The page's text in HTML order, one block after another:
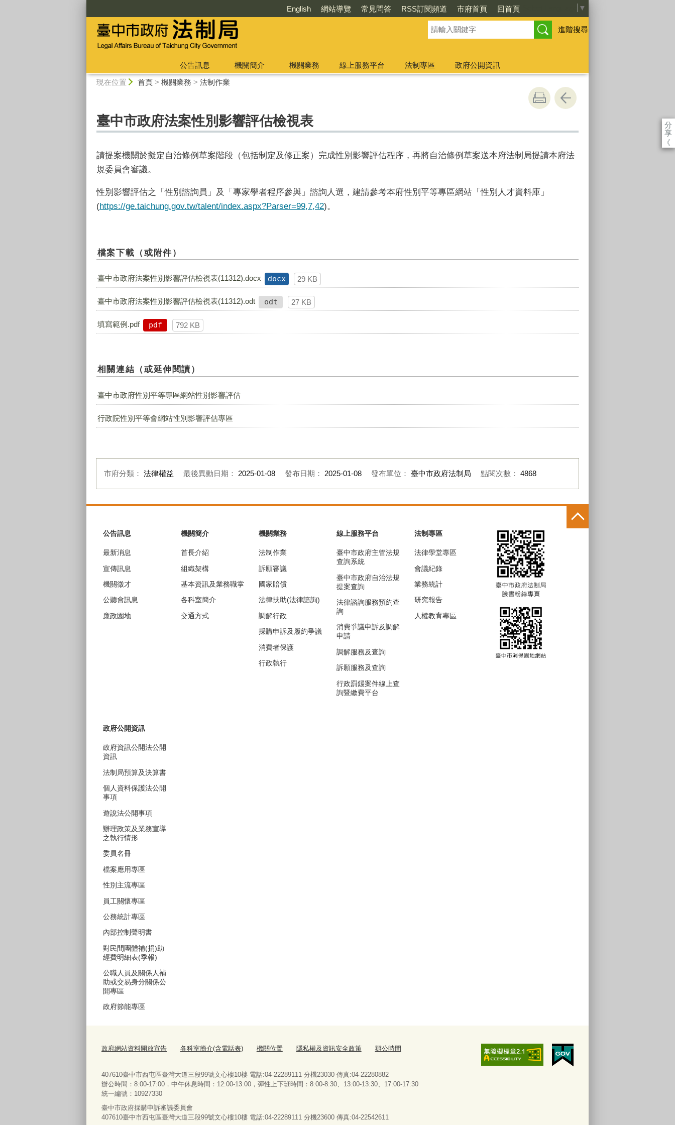
English 網站導覽 常見問答 RSS訂閱頻道 市府首頁 回首頁 ▼
進階搜尋
公告訊息 機關簡介 機關業務 線上服務平台 法制專區
政府公開資訊
現在位置 首頁> 機關業務 > 法制作業
分
享
《
臺中市政府法案性別影響評估檢視表
請提案機關於擬定自治條例草案階段（包括制定及修正案）完成性別影響評估程序，再將自治條例草案送本府法制局提請本府法
規委員會審議。
性別影響評估之「性別諮詢員」及「專家學者程序參與」諮詢人選，建請參考本府性別平等專區網站「性別人才資料庫」
(https://ge.taichung.gov.tw/talent/index.aspx?Parser=99,7,42)。
檔案下載（或附件）
臺中市政府法案性別影響評估檢視表(11312).docx docx 29 KB
臺中市政府法案性別影響評估檢視表(11312).odt odt 27 KB
填寫範例.pdf pdf 792 KB
相關連結（或延伸閱讀）
臺中市政府性別平等專區網站性別影響評估
行政院性別平等會網站性別影響評估專區
市府分類： 法律權益 最後異動日期： 2025-01-08 發布日期： 2025-01-08 發布單位： 臺中市政府法制局 點閱次數： 4868
公告訊息
最新消息
宣傳訊息
機關徵才
公聽會訊息
廉政園地
機關簡介
首長介紹
組織架構
基本資訊及業務職掌
各科室簡介
交通方式
機關業務
法制作業
訴願審議
國家賠償
法律扶助(法律諮詢)
調解行政
採購申訴及履約爭議
消費者保護
行政執行
線上服務平台
臺中市政府主管法規
查詢系統
臺中市政府自治法規
提案查詢
法律諮詢服務預約查
詢
消費爭議申訴及調解
申請
調解服務及查詢
訴願服務及查詢
行政罰鍰案件線上查
詢暨繳費平台
法制專區
法律學堂專區
會議紀錄
業務統計
研究報告
人權教育專區
政府公開資訊
政府資訊公開法公開
資訊
法制局預算及決算書
個人資料保護法公開
事項
遊說法公開事項
辦理政策及業務宣導
之執行情形
委員名冊
檔案應用專區
性別主流專區
員工關懷專區
公務統計專區
內部控制聲明書
對民間團體補(捐)助
經費明細表(季報)
公職人員及關係人補
助或交易身分關係公
開專區
政府節能專區
政府網站資料開放宣告 各科室簡介(含電話表) 機關位置 隱私權及資訊安全政策 辦公時間
407610臺中市西屯區臺灣大道三段99號文心樓10樓 電話:04-22289111 分機23030 傳真:04-22280882
辦公時間：8:00-17:00，中午休息時間：12:00-13:00，彈性上下班時間：8:00-8:30、13:00-13:30、17:00-17:30
統一編號：10927330
臺中市政府採購申訴審議委員會
407610臺中市西屯區臺灣大道三段99號文心樓10樓 電話:04-22289111 分機23600 傳真:04-22542611